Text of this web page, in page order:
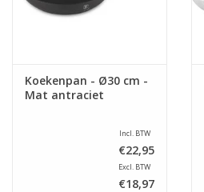
Koekenpan - Ø30 cm -
Mat antraciet
Incl. BTW
€22,95
Excl. BTW
€18,97